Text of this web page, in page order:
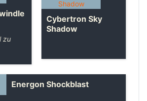
zu
Cybertron Sky
Shadow
Energon Shockblast